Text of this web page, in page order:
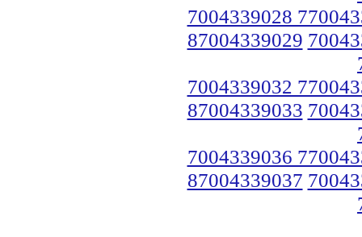
7004339028
87004339029
7004339032
87004339033
7004339036
87004339037